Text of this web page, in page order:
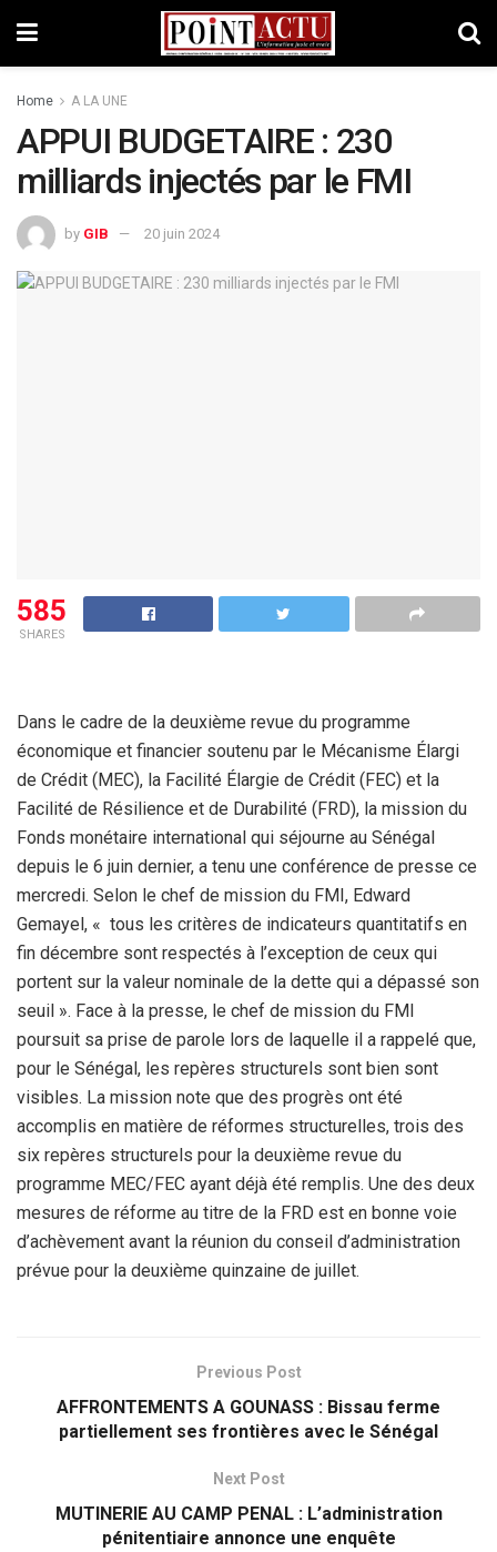
Home A LA UNE
APPUI BUDGETAIRE : 230
milliards injectés par le FMI
by GIB 20 juin 2024
585
SHARES
Dans le cadre de la deuxième revue du programme
économique et financier soutenu par le Mécanisme Élargi
de Crédit (MEC), la Facilité Élargie de Crédit (FEC) et la
Facilité de Résilience et de Durabilité (FRD), la mission du
Fonds monétaire international qui séjourne au Sénégal
depuis le 6 juin dernier, a tenu une conférence de presse ce
mercredi. Selon le chef de mission du FMI, Edward
Gemayel, « tous les critères de indicateurs quantitatifs en
fin décembre sont respectés à l’exception de ceux qui
portent sur la valeur nominale de la dette qui a dépassé son
seuil ». Face à la presse, le chef de mission du FMI
poursuit sa prise de parole lors de laquelle il a rappelé que,
pour le Sénégal, les repères structurels sont bien sont
visibles. La mission note que des progrès ont été
accomplis en matière de réformes structurelles, trois des
six repères structurels pour la deuxième revue du
programme MEC/FEC ayant déjà été remplis. Une des deux
mesures de réforme au titre de la FRD est en bonne voie
d’achèvement avant la réunion du conseil d’administration
prévue pour la deuxième quinzaine de juillet.
Previous Post
AFFRONTEMENTS A GOUNASS : Bissau ferme
partiellement ses frontières avec le Sénégal
Next Post
MUTINERIE AU CAMP PENAL : L’administration
pénitentiaire annonce une enquête